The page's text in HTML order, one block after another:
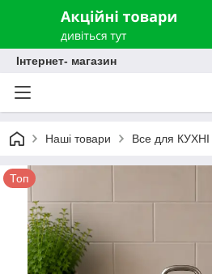
Інтернет- магазин
Наші товари Все для КУХНІ
Топ